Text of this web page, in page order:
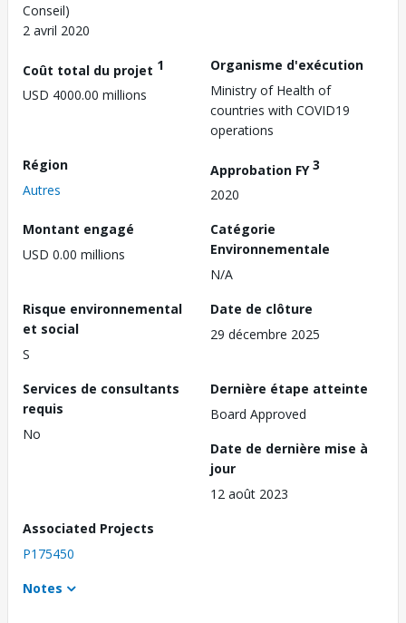
Conseil)
2 avril 2020
Coût total du projet 1
USD 4000.00 millions
Organisme d'exécution
Ministry of Health of
countries with COVID19
operations
Région
Autres
Approbation FY3
2020
Montant engagé
USD 0.00 millions
Catégorie
Environnementale
N/A
Risque environnemental
et social
S
Date de clôture
29 décembre 2025
Services de consultants
requis
No
Dernière étape atteinte
Board Approved
Date de dernière mise à
jour
12 août 2023
Associated Projects
P175450
Notes